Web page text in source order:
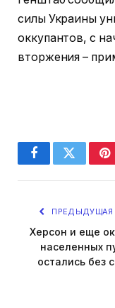
силы Украины
оккупантов, с
вторжения –
FacebookTwitter
ПРЕДЫДУЩАЯ
Херсон и еще
населенных
остались без